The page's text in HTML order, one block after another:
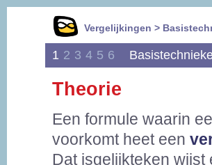
Vergelijkingen >
1 2 3 4 5 6
Theorie
Een formule waarin
voorkomt heet een
Dat isgelijkteken wijst